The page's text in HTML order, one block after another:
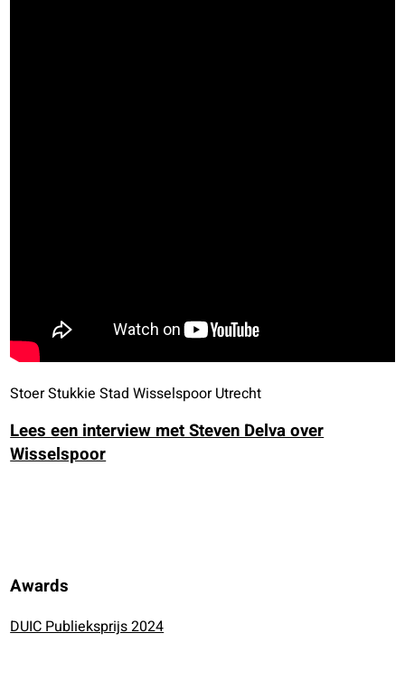
Stoer Stukkie Stad Wisselspoor Utrecht
Lees een interview met Steven Delva over
Wisselspoor
Awards
DUIC Publieksprijs 2024